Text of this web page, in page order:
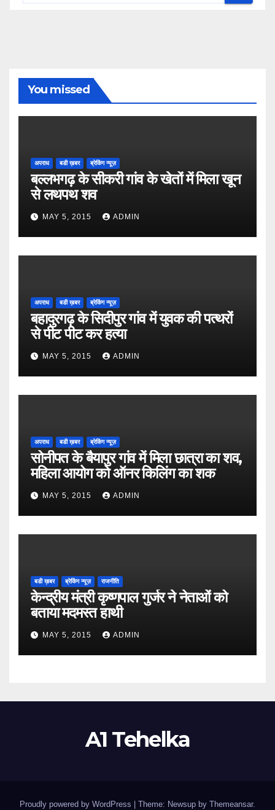
You missed
अपराध बडी ख़बर ब्रेकिंग न्यूज़
बल्लभगढ़ के सीकरी गांव के खेतों में मिला खून
से लथपथ शव
MAY 5, 2015 ADMIN
अपराध बडी ख़बर ब्रेकिंग न्यूज़
बहादुरगढ़ के सिदीपुर गांव में युवक की पत्थरों
से पीट पीट कर हत्या
MAY 5, 2015 ADMIN
अपराध बडी ख़बर ब्रेकिंग न्यूज़
सोनीपत के बैयापुर गांव में मिला छात्रा का शव,
महिला आयोग को ऑनर किलिंग का शक
MAY 5, 2015 ADMIN
बडी ख़बर ब्रेकिंग न्यूज़ राजनीति
केन्द्रीय मंत्री कृष्णपाल गुर्जर ने नेताओं को
बताया मदमस्त हाथी
MAY 5, 2015 ADMIN
A1 Tehelka
Proudly powered by WordPress Theme: Newsup by Themeansar.